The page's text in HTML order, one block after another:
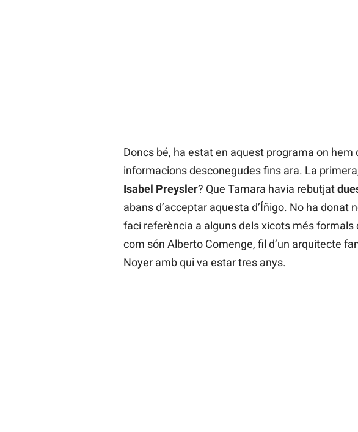
Doncs bé, ha estat en aquest programa on hem
informacions desconegudes fins ara. La
Isabel Preysler? Que Tamara havia rebutjat
abans d’acceptar aquesta d’Íñigo. No ha donat
faci referència a alguns dels xicots més formals
com són Alberto Comenge, fil d’un arquitecte
Noyer amb qui va estar tres anys.